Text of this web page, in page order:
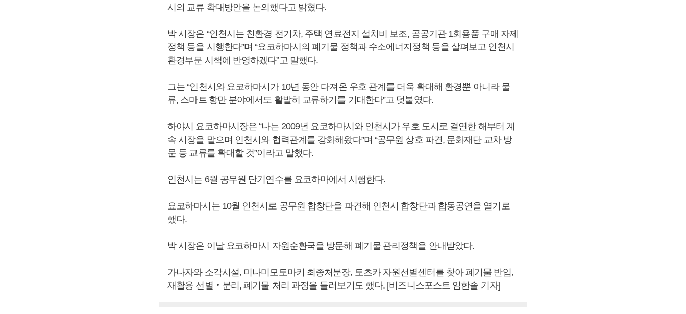
시의 교류 확대방안을 논의했다고 밝혔다.
박 시장은 “인천시는 친환경 전기차, 주택 연료전지 설치비 보조, 공공기관 1회용품 구매 자제
정책 등을 시행한다”며 “요코하마시의 폐기물 정책과 수소에너지정책 등을 살펴보고 인천시
환경부문 시책에 반영하겠다”고 말했다.
그는 “인천시와 요코하마시가 10년 동안 다져온 우호 관계를 더욱 확대해 환경뿐 아니라 물
류, 스마트 항만 분야에서도 활발히 교류하기를 기대한다”고 덧붙였다.
하야시 요코하마시장은 “나는 2009년 요코하마시와 인천시가 우호 도시로 결연한 해부터 계
속 시장을 맡으며 인천시와 협력관계를 강화해왔다”며 “공무원 상호 파견, 문화재단 교차 방
문 등 교류를 확대할 것”이라고 말했다.
인천시는 6월 공무원 단기연수를 요코하마에서 시행한다.
요코하마시는 10월 인천시로 공무원 합창단을 파견해 인천시 합창단과 합동공연을 열기로
했다.
박 시장은 이날 요코하마시 자원순환국을 방문해 폐기물 관리정책을 안내받았다.
가나자와 소각시설, 미나미모토마키 최종처분장, 토츠카 자원선별센터를 찾아 폐기물 반입,
재활용 선별‧분리, 폐기물 처리 과정을 들러보기도 했다. [비즈니스포스트 임한솔 기자]